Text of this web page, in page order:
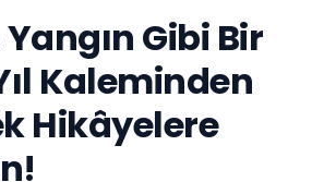
Gibi Bir
Kaleminden
Hikâyelere